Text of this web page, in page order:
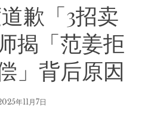
歉「3招卖
揭「范姜拒
」背后原因
年11月7日